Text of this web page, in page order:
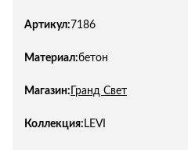
Артикул: 7186
Материал:бетон
Магазин: Гранд Свет
Коллекция: LEVI